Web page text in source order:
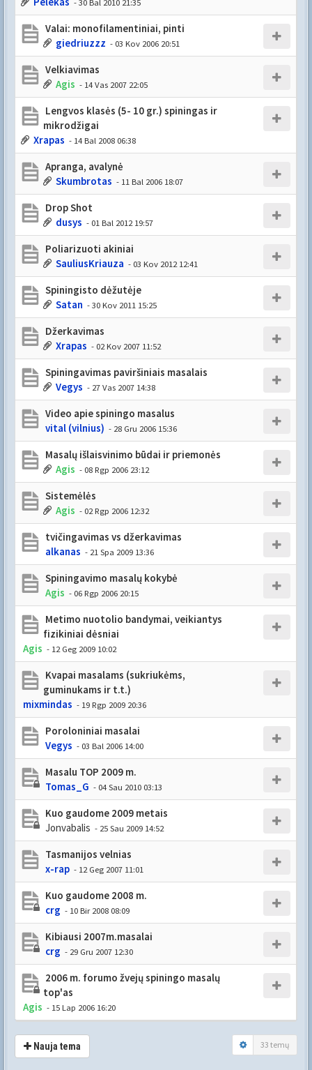
Valai: monofilamentiniai, pinti
giedriuzzz - 03 Kov 2006 20:51
Velkiavimas
Agis - 14 Vas 2007 22:05
Lengvos klasės (5- 10 gr.) spiningas ir
mikrodžigai
Xrapas - 14 Bal 2008 06:38
Apranga, avalynė
Skumbrotas - 11 Bal 2006 18:07
Drop Shot
dusys - 01 Bal 2012 19:57
Poliarizuoti akiniai
SauliusKriauza - 03 Kov 2012 12:41
Spiningisto dėžutėje
Satan - 30 Kov 2011 15:25
Džerkavimas
Xrapas - 02 Kov 2007 11:52
Spiningavimas paviršiniais masalais
Vegys - 27 Vas 2007 14:38
Video apie spiningo masalus
vital (vilnius) - 28 Gru 2006 15:36
Masalų išlaisvinimo būdai ir priemonės
Agis - 08 Rgp 2006 23:12
Sistemėlės
Agis - 02 Rgp 2006 12:32
tvičingavimas vs džerkavimas
alkanas - 21 Spa 2009 13:36
Spiningavimo masalų kokybė
Agis - 06 Rgp 2006 20:15
Metimo nuotolio bandymai, veikiantys
fizikiniai dėsniai
Agis - 12 Geg 2009 10:02
Kvapai masalams (sukriukėms,
guminukams ir t.t.)
mixmindas - 19 Rgp 2009 20:36
Poroloniniai masalai
Vegys - 03 Bal 2006 14:00
Masalu TOP 2009 m.
Tomas_G - 04 Sau 2010 03:13
Kuo gaudome 2009 metais
Jonvabalis - 25 Sau 2009 14:52
Tasmanijos velnias
x-rap - 12 Geg 2007 11:01
Kuo gaudome 2008 m.
crg - 10 Bir 2008 08:09
Kibiausi 2007m.masalai
crg - 29 Gru 2007 12:30
2006 m. forumo žvejų spiningo masalų
top'as
Agis - 15 Lap 2006 16:20
Nauja tema 33 temų